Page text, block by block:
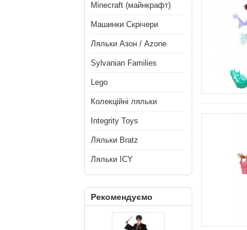
Minecraft (майнкрафт)
Машинки Скрічери
Ляльки Азон / Azone
Sylvanian Families
Lego
Колекційні ляльки
Integrity Toys
Ляльки Bratz
Ляльки ICY
Рекомендуємо